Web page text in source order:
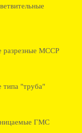
разрезные МССР
"труба"
ГМС